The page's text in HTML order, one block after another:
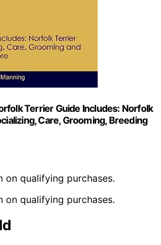
Terrier Guide Includes: Norfolk
Care, Grooming, Breeding
on qualifying purchases.
on qualifying purchases.